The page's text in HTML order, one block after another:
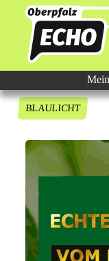
BLAULICHT